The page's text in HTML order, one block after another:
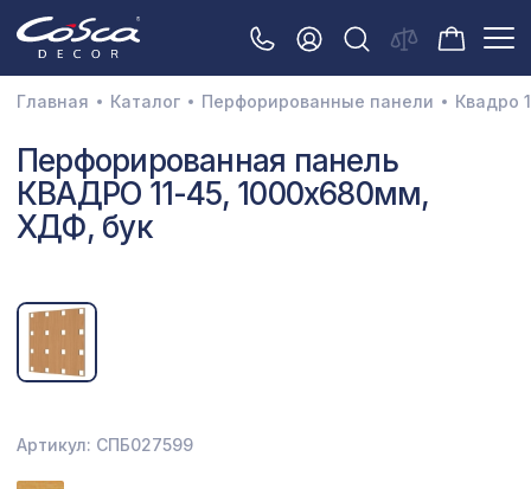
3D орнамент
Акустические панели
Декоративные балки и брус
Межкомнатные арки
Натуральные покрытия
Плинтусы
Главная Каталог Перфорированные панели Квадро
Перфорированная панель
КВАДРО 11-45, 1000х680мм,
ХДФ, бук
Артикул: СПБ027599